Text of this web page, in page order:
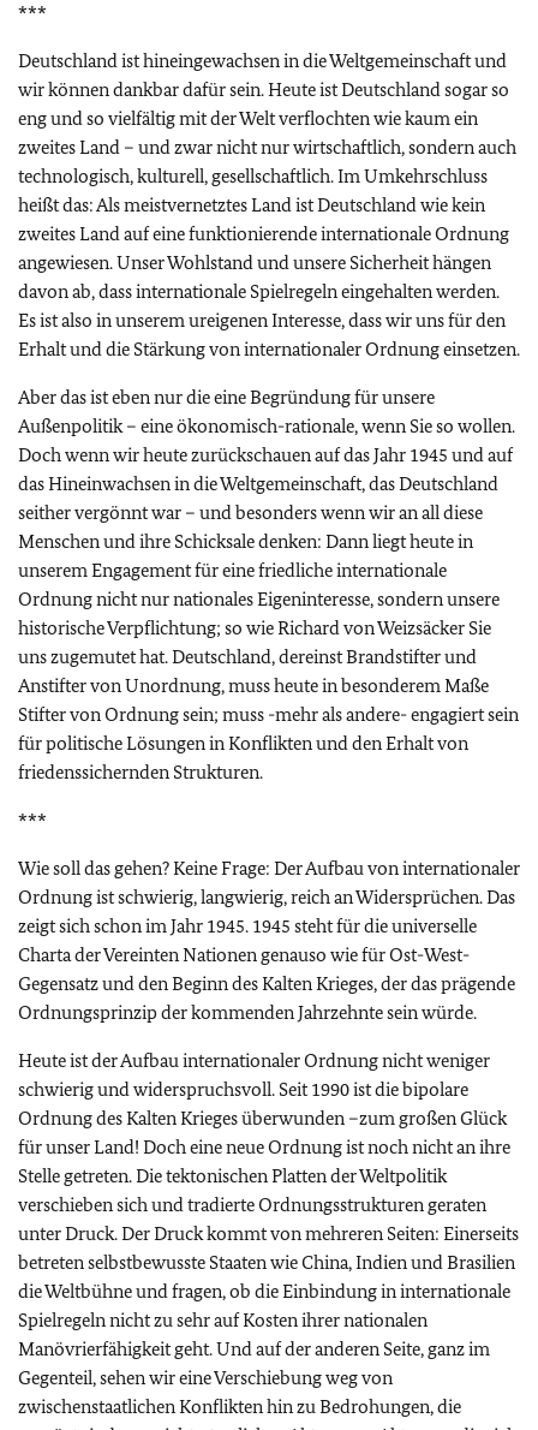
***
Deutschland ist hineingewachsen in die Weltgemeinschaft und
wir können dankbar dafür sein. Heute ist Deutschland sogar so
eng und so vielfältig mit der Welt verflochten wie kaum ein
zweites Land – und zwar nicht nur wirtschaftlich, sondern auch
technologisch, kulturell, gesellschaftlich. Im Umkehrschluss
heißt das: Als meistvernetztes Land ist Deutschland wie kein
zweites Land auf eine funktionierende internationale Ordnung
angewiesen. Unser Wohlstand und unsere Sicherheit hängen
davon ab, dass internationale Spielregeln eingehalten werden.
Es ist also in unserem ureigenen Interesse, dass wir uns für den
Erhalt und die Stärkung von internationaler Ordnung einsetzen.
Aber das ist eben nur die eine Begründung für unsere
Außenpolitik – eine ökonomisch-rationale, wenn Sie so wollen.
Doch wenn wir heute zurückschauen auf das Jahr 1945 und auf
das Hineinwachsen in die Weltgemeinschaft, das Deutschland
seither vergönnt war – und besonders wenn wir an all diese
Menschen und ihre Schicksale denken: Dann liegt heute in
unserem Engagement für eine friedliche internationale
Ordnung nicht nur nationales Eigeninteresse, sondern unsere
historische Verpflichtung; so wie Richard von Weizsäcker Sie
uns zugemutet hat. Deutschland, dereinst Brandstifter und
Anstifter von Unordnung, muss heute in besonderem Maße
Stifter von Ordnung sein; muss -mehr als andere- engagiert sein
für politische Lösungen in Konflikten und den Erhalt von
friedenssichernden Strukturen.
***
Wie soll das gehen? Keine Frage: Der Aufbau von internationaler
Ordnung ist schwierig, langwierig, reich an Widersprüchen. Das
zeigt sich schon im Jahr 1945. 1945 steht für die universelle
Charta der Vereinten Nationen genauso wie für Ost-West-
Gegensatz und den Beginn des Kalten Krieges, der das prägende
Ordnungsprinzip der kommenden Jahrzehnte sein würde.
Heute ist der Aufbau internationaler Ordnung nicht weniger
schwierig und widerspruchsvoll. Seit 1990 ist die bipolare
Ordnung des Kalten Krieges überwunden –zum großen Glück
für unser Land! Doch eine neue Ordnung ist noch nicht an ihre
Stelle getreten. Die tektonischen Platten der Weltpolitik
verschieben sich und tradierte Ordnungsstrukturen geraten
unter Druck. Der Druck kommt von mehreren Seiten: Einerseits
betreten selbstbewusste Staaten wie China, Indien und Brasilien
die Weltbühne und fragen, ob die Einbindung in internationale
Spielregeln nicht zu sehr auf Kosten ihrer nationalen
Manövrierfähigkeit geht. Und auf der anderen Seite, ganz im
Gegenteil, sehen wir eine Verschiebung weg von
zwischenstaatlichen Konflikten hin zu Bedrohungen, die